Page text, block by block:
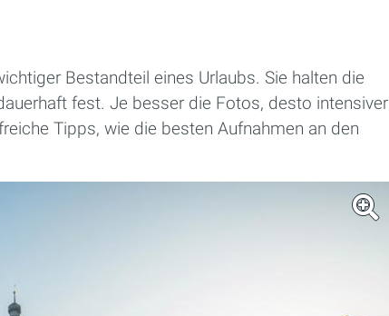
Bestandteil eines Urlaubs. Sie halten die
fest. Je besser die Fotos, desto intensiver
Tipps, wie die besten Aufnahmen an den